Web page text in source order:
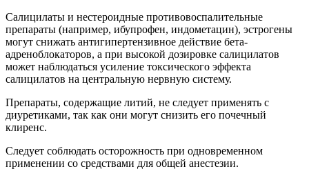
Салицилаты и нестероидные противовоспалительные
препараты (например, ибупрофен, индометацин), эстрогены
могут снижать антигипертензивное действие бета-
адреноблокаторов, а при высокой дозировке салицилатов
может наблюдаться усиление токсического эффекта
салицилатов на центральную нервную систему.
Препараты, содержащие литий, не следует применять с
диуретиками, так как они могут снизить его почечный
клиренс.
Следует соблюдать осторожность при одновременном
применении со средствами для общей анестезии.